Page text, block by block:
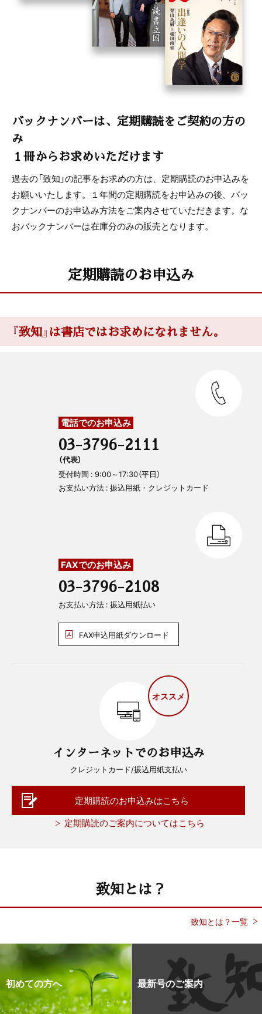
岩村敬士「プロ野球で挫折するも故郷に戻って奮起」
重光喬之「誰もが見えない苦悩を抱えて生きている」
西部沙緒里「苦しみの中からこそ美しい人生は花開く」
バックナンバーは、定期購読をご契約の方の
み
１冊からお求めいただけます
過去の「致知」の記事をお求めの方は、定期購読のお申込みを
お願いいたします。１年間の定期購読をお申込みの後、バッ
クナンバーのお申込み方法をご案内させていただきます。な
おバックナンバーは在庫分のみの販売となります。
定期購読のお申込み
『致知』は書店ではお求めになれません。
電話でのお申込み
03-3796-2111
（代表）
受付時間 : 9:00～17:30（平日）
お支払い方法 : 振込用紙・クレジットカード
FAXでのお申込み
03-3796-2108
お支払い方法 : 振込用紙払い
FAX申込用紙ダウンロード
オススメ
インターネットでのお申込み
クレジットカード/振込用紙支払い
定期購読のお申込みはこちら
定期購読のご案内についてはこちら
致知とは？
致知とは？一覧
初めての方へ 最新号のご案内